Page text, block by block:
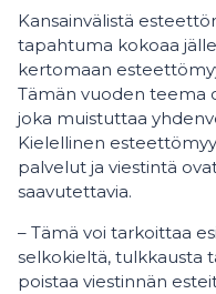
Kansainvälistä
tapahtuma kokoaa
kertomaan
Tämän vuoden teema
joka muistuttaa
Kielellinen
palvelut ja viestintä
saavutettavia.
– Tämä voi tarkoittaa
selkokieltä, tulkkausta
poistaa viestinnän